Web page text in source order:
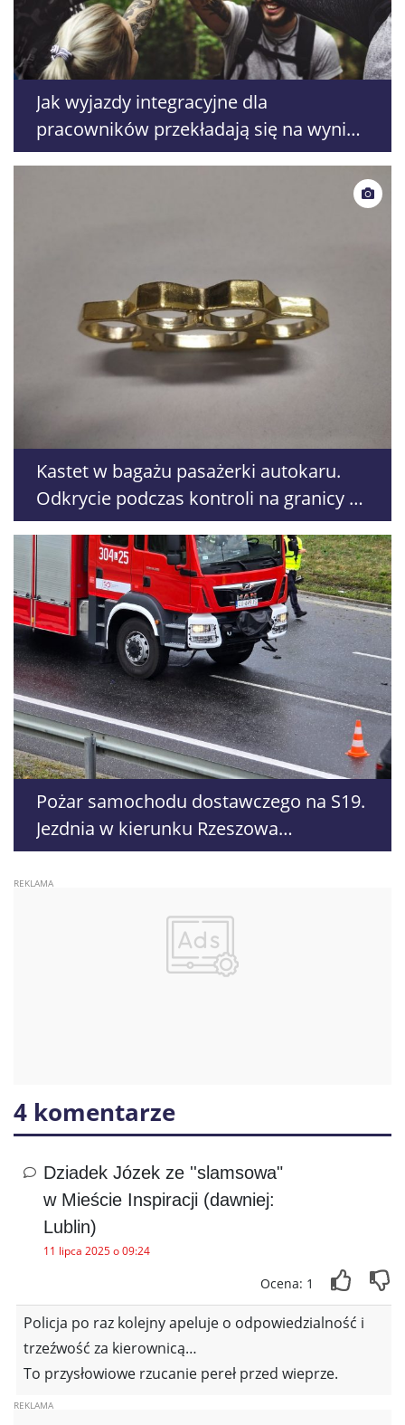
Jak wyjazdy integracyjne dla
pracowników przekładają się na wyniki
biznesowe?
Kastet w bagażu pasażerki autokaru.
Odkrycie podczas kontroli na granicy w
Dorohusku
Pożar samochodu dostawczego na S19.
Jezdnia w kierunku Rzeszowa
zablokowana
4 komentarze
Dziadek Józek ze ''slamsowa"
w Mieście Inspiracji (dawniej:
Lublin)
11 lipca 2025 o 09:24
Ocena: 1
Policja po raz kolejny apeluje o odpowiedzialność i
trzeźwość za kierownicą…
To przysłowiowe rzucanie pereł przed wieprze.